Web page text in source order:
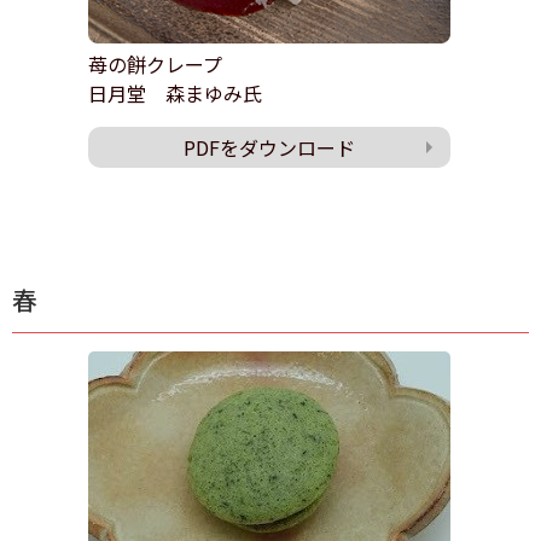
苺の餅クレープ
日月堂 森まゆみ氏
PDFをダウンロード
春